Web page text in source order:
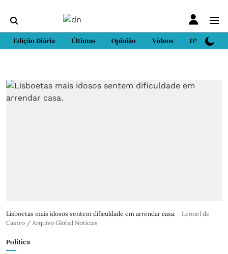
Edição Diária Últimas Opinião Vídeos DN Sport
Lisboetas mais idosos sentem dificuldade em arrendar casa.
Leonel de
Castro / Arquivo Global Notícias
Política